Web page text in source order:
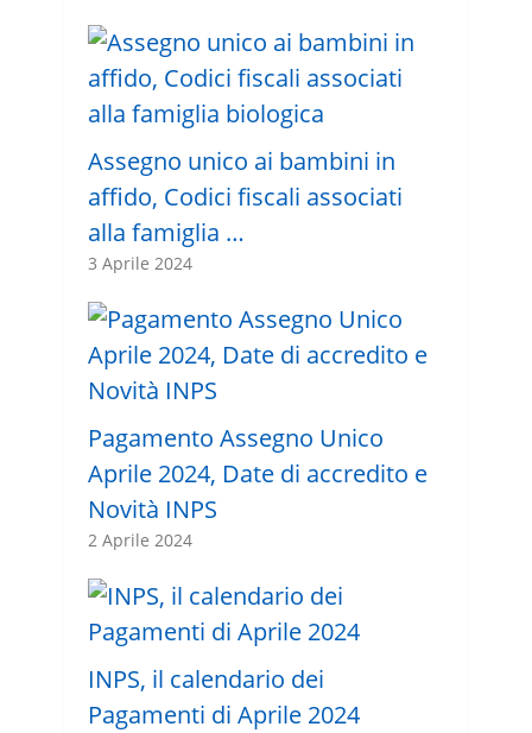
Assegno unico ai bambini in
affido, Codici fiscali associati
alla famiglia …
3 Aprile 2024
Pagamento Assegno Unico
Aprile 2024, Date di accredito e
Novità INPS
2 Aprile 2024
INPS, il calendario dei
Pagamenti di Aprile 2024